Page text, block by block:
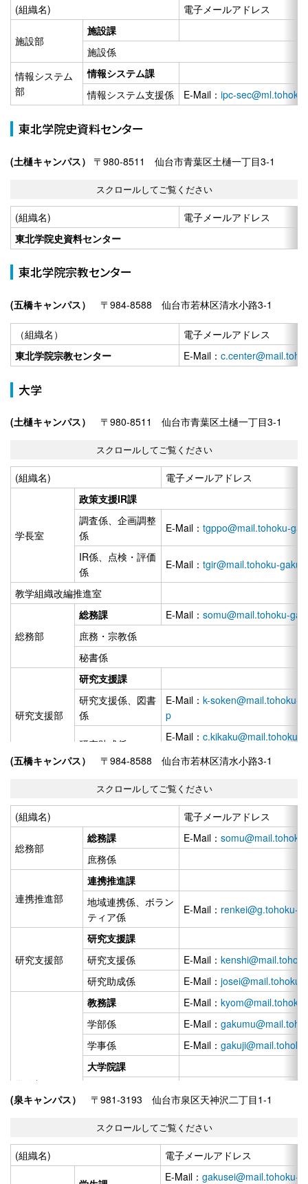
広報課 E-Mail：
企画・評価係、制作・実施係
情報システム
部
情報システム課
事務システム係
E-Mail：tgcc@mail.tohoku-
ネットワーク係
E-Mail：nw-
情報システム支援係
(組織名) 電子メールアドレス
施設部
施設課
施設係
情報システム
部
情報システム課
情報システム支援係
E-Mail： ipc-
東北学院史資料センター
(土樋キャンパス） 〒980-8511 仙台市青葉区土樋一丁目3-1
(組織名)
電子メールアドレス
東北学院史資料センター
東北学院宗教センター
(五橋キャンパス） 〒984-8588 仙台市若林区清水小路3-1
（組織名）
電子メールアドレス
東北学院宗教センター
E-Mail：
大学
(土樋キャンパス） 〒980-8511 仙台市青葉区土樋一丁目3-1
(組織名) 電子メールアドレス
学長室
政策支援IR課
調査係、企画調整
係
E-Mail： tgppo@mail.tohoku-
IR係、点検・評価
係
E-Mail： tgir@mail.tohoku-
教学組織改編推進室
総務部
総務課 E-Mail： somu@mail.tohoku-
庶務・宗教係
秘書係
研究支援部
研究支援課
研究支援係、図書
係
E-Mail： k-soken@mail.tohoku-
p
研究助成係
E-Mail： c.kikaku@mail.tohoku-
資格・教職課程係
E-Mail：shikaku@mail.tohoku-
p
学部係
E-Mail：registrar@mail.tohoku-
jp
教務システム係
E-Mail：
学事係
E-Mail： gakuji@mail.tohoku-
国際交流課 E-Mail：ico@mail.tohoku-
国際交流係、派遣留学係、受入留学係
アドミッション
ズ・オフィス
E-Mail： ao-sec@ml.tohoku-
入試実施係、入試システム係、入試企画係
入試広報係
E-Mail：ao-pr@ml.tohoku-
学生課 E-Mail：gakusei@mail.tohoku-
学生係、スポーツ支援係
厚生係
学生健康支援課
学生支援室係
学生相談室係
(五橋キャンパス） 〒984-8588 仙台市若林区清水小路3-1
(組織名) 電子メールアドレス
総務部
総務課 E-Mail：
庶務係
連携推進部
連携推進課
地域連携係、ボラン
ティア係
E-Mail： renkei@g.tohoku-
研究支援部
研究支援課
研究支援係
E-Mail：
研究助成係
E-Mail： josei@mail.tohoku-
学務部
教務課 E-Mail：
学部係
E-Mail：
学事係
E-Mail：
大学院課
学修支援係、学修支
援システム係
実験・実習係
(泉キャンパス） 〒981-3193 仙台市泉区天神沢二丁目1-1
(組織名) 電子メールアドレス
E-Mail： gakusei@mail.tohoku-